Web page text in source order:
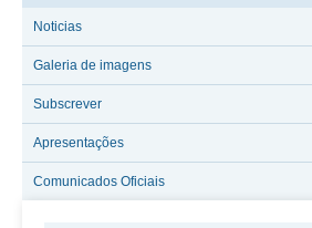
Noticias
Galeria de imagens
Subscrever
Apresentações
Comunicados Oficiais